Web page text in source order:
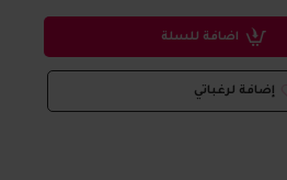
اضافة للسلة
إضافة لرغباتي